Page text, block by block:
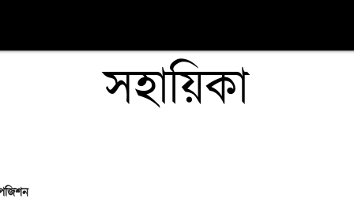
সহায়িকা